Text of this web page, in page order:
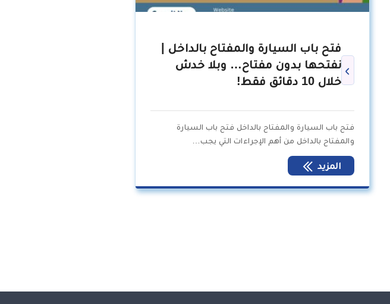
فتح باب السيارة والمفتاح بالداخل |
نفتحها بدون مفتاح… وبلا خدش
خلال 10 دقائق فقط!
فتح باب السيارة والمفتاح بالداخل فتح باب السيارة
والمفتاح بالداخل من أهم الإجراءات التي يجب…
المزيد